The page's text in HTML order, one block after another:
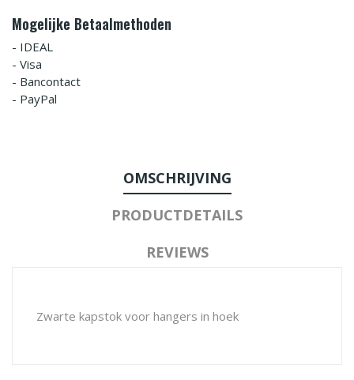
Mogelijke Betaalmethoden
- IDEAL
- Visa
- Bancontact
- PayPal
OMSCHRIJVING
PRODUCTDETAILS
REVIEWS
Zwarte kapstok voor hangers in hoek